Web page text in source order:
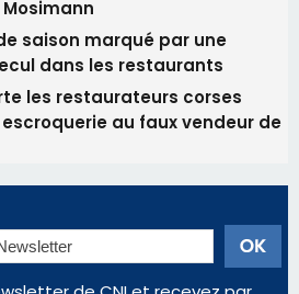
de CNI et recevez par
importantes et une sélection de